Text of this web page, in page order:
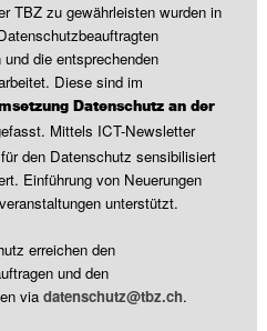
TBZ zu gewährleisten wurden in
die entsprechenden
Diese sind im
Datenschutz an der
Mittels ICT-Newsletter
den Datenschutz sensibilisiert
Einführung von Neuerungen
unterstützt.
erreichen den
und den
via datenschutz@tbz.ch.